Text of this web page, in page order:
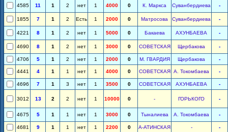
4585 11 1 2 нет 1 4000 0 К. Маркса Суванбердиева -
1855 7 1 2 Есть 1 2000 0 Матросова Суванбердиева -
4221 8 1 2 нет 1 5000 0 Бакаева АХУНБАЕВА -
4690 8 1 2 нет 1 3000 0 СОВЕТСКАЯ Щербакова -
4706 5 1 2 нет 1 2000 0 М. ГВАРДИЯ Щербакова -
4441 4 1 1 нет 1 4000 0 СОВЕТСКАЯ А. Токомбаева -
4696 7 1 3 нет 1 3500 0 СОВЕТСКАЯ АХУНБАЕВА -
3012 13 2 2 нет 1 10000 0 - ГОРЬКОГО -
4675 5 1 1 нет 1 3000 0 Тыналиева А. Токомбаева -
4681 9 1 1 нет 1 2200 0 А-АТИНСКАЯ - -